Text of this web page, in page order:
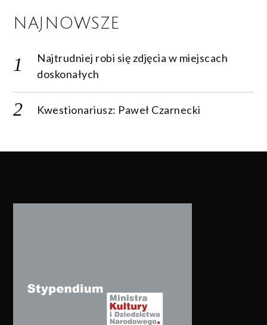
NAJNOWSZE
Najtrudniej robi się zdjęcia w miejscach
doskonałych
Kwestionariusz: Paweł Czarnecki